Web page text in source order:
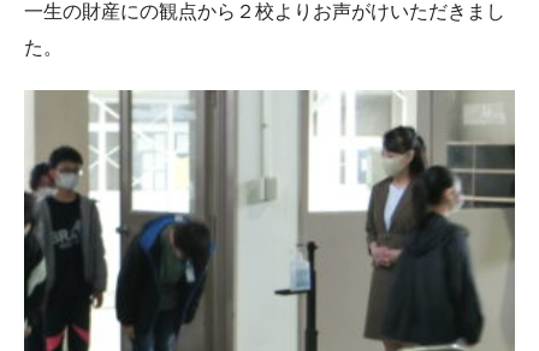
一生の財産にの観点から２校よりお声がけいただきまし
た。